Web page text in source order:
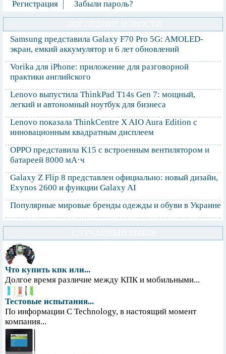
Регистрация Забыли пароль?
Samsung представила Galaxy F70 Pro 5G: AMOLED-
экран, емкий аккумулятор и 6 лет обновлений
Vorika для iPhone: приложение для разговорной
практики английского
Lenovo выпустила ThinkPad T14s Gen 7: мощный,
легкий и автономный ноутбук для бизнеса
Lenovo показала ThinkCentre X AIO Aura Edition с
инновационным квадратным дисплеем
OPPO представила K15 с встроенным вентилятором и
батареей 8000 мА·ч
Galaxy Z Flip 8 представлен официально: новый дизайн,
Exynos 2600 и функции Galaxy AI
Популярные мировые бренды одежды и обуви в Украине
Что купить кпк или...
Долгое время различие между КПК и мобильными...
Тестовые испытания...
По информации С Technology, в настоящий момент
компания...